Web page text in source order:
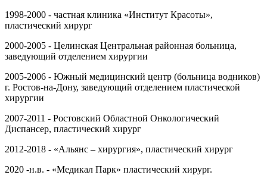
1998-2000 - частная клиника «Институт Красоты»,
пластический хирург
2000-2005 - Целинская Центральная районная больница,
заведующий отделением хирургии
2005-2006 - Южный медицинский центр (больница водников)
г. Ростов-на-Дону, заведующий отделением пластической
хирургии
2007-2011 - Ростовский Областной Онкологический
Диспансер, пластический хирург
2012-2018 - «Альянс – хирургия», пластический хирург
2020 -н.в. - «Медикал Парк» пластический хирург.